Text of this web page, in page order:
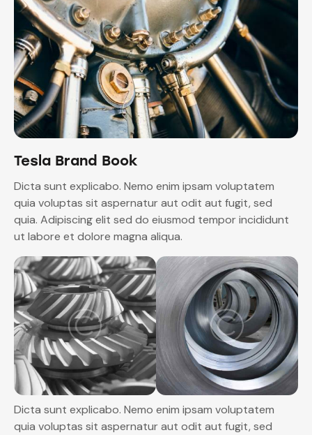
Tesla Brand Book
Dicta sunt explicabo. Nemo enim ipsam voluptatem
quia voluptas sit aspernatur aut odit aut fugit, sed
quia. Adipiscing elit sed do eiusmod tempor incididunt
ut labore et dolore magna aliqua.
Dicta sunt explicabo. Nemo enim ipsam voluptatem
quia voluptas sit aspernatur aut odit aut fugit, sed